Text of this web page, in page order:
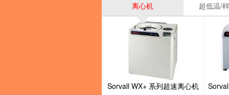
离心机 超低温/
Sorvall WX+ 系列超速离心机